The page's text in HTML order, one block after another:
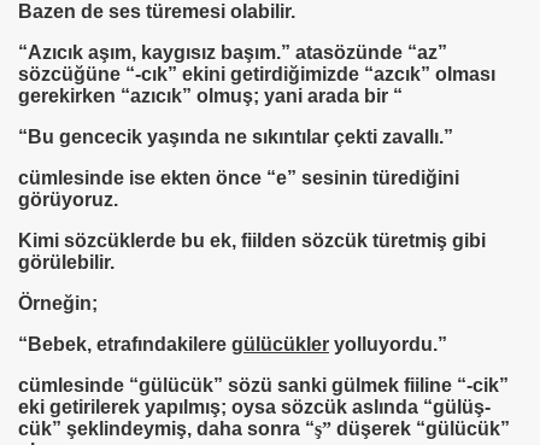
Bazen de ses türemesi olabilir.
“Azıcık aşım, kaygısız başım.” atasözünde “az”
sözcüğüne “-cık” ekini getirdiğimizde “azcık” olması
gerekirken “azıcık” olmuş; yani arada bir “
“Bu gencecik yaşında ne sıkıntılar çekti zavallı.”
cümlesinde ise ekten önce “e” sesinin türediğini
görüyoruz.
Kimi sözcüklerde bu ek, fiilden sözcük türetmiş gibi
görülebilir.
Örneğin;
“Bebek, etrafındakilere gülücükler yolluyordu.”
cümlesinde “gülücük” sözü sanki gülmek fiiline “-cik”
eki getirilerek yapılmış; oysa sözcük aslında “gülüş-
cük” şeklindeymiş, daha sonra “ş” düşerek “gülücük”